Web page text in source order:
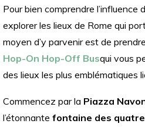
Pour bien comprendre l’influence
explorer les lieux de Rome qui
moyen d’y parvenir est de
Hop-On Hop-Off Busqui vous
des lieux les plus emblématiques
Commencez par la Piazza
l’étonnante fontaine des